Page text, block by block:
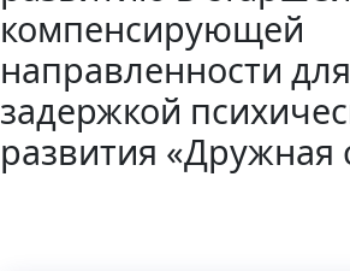
компенсирующей
направленности
задержкой
развития «Дружная